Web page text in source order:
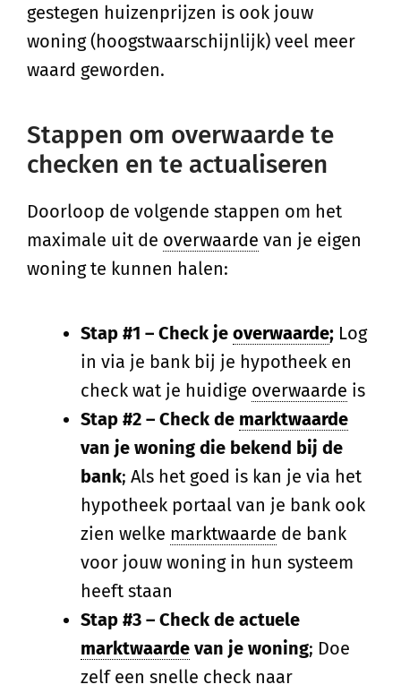
gestegen huizenprijzen is ook jouw
woning (hoogstwaarschijnlijk) veel meer
waard geworden.
Stappen om overwaarde te
checken en te actualiseren
Doorloop de volgende stappen om het
maximale uit de overwaarde van je eigen
woning te kunnen halen:
Stap #1 – Check je overwaarde; Log
in via je bank bij je hypotheek en
check wat je huidige overwaarde is
Stap #2 – Check de marktwaarde
van je woning die bekend bij de
bank; Als het goed is kan je via het
hypotheek portaal van je bank ook
zien welke marktwaarde de bank
voor jouw woning in hun systeem
heeft staan
Stap #3 – Check de actuele
marktwaarde van je woning; Doe
zelf een snelle check naar